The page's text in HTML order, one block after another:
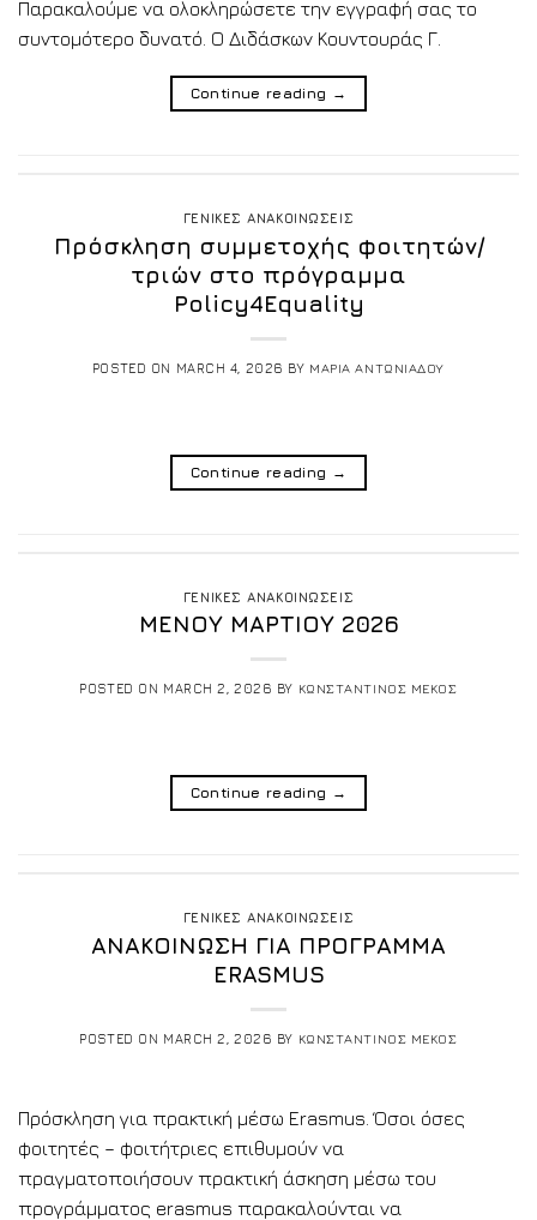
Παρακαλούμε να ολοκληρώσετε την εγγραφή σας το
συντομότερο δυνατό. Ο Διδάσκων Κουντουράς Γ.
Continue reading →
ΓΕΝΙΚΕΣ ΑΝΑΚΟΙΝΩΣΕΙΣ
Πρόσκληση συμμετοχής φοιτητών/
τριών στο πρόγραμμα
Policy4Equality
POSTED ON MARCH 4, 2026 BY ΜΑΡΙΑ ΑΝΤΩΝΙΑΔΟΥ
Continue reading →
ΓΕΝΙΚΕΣ ΑΝΑΚΟΙΝΩΣΕΙΣ
ΜΕΝΟΥ ΜΑΡΤΙΟΥ 2026
POSTED ON MARCH 2, 2026 BY ΚΩΝΣΤΑΝΤΙΝΟΣ ΜΕΚΟΣ
Continue reading →
ΓΕΝΙΚΕΣ ΑΝΑΚΟΙΝΩΣΕΙΣ
ΑΝΑΚΟΙΝΩΣΗ ΓΙΑ ΠΡΟΓΡΑΜΜΑ
ERASMUS
POSTED ON MARCH 2, 2026 BY ΚΩΝΣΤΑΝΤΙΝΟΣ ΜΕΚΟΣ
Πρόσκληση για πρακτική μέσω Erasmus. Όσοι όσες
φοιτητές – φοιτήτριες επιθυμούν να
πραγματοποιήσουν πρακτική άσκηση μέσω του
προγράμματος erasmus παρακαλούνται να